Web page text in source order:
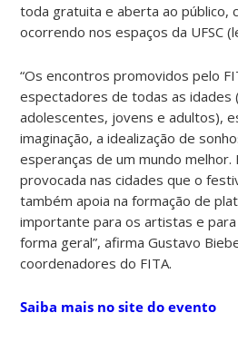
toda gratuita e aberta ao público,
ocorrendo nos espaços da UFSC
“Os encontros promovidos pelo
espectadores de todas as idades
adolescentes, jovens e adultos),
imaginação, a idealização de
esperanças de um mundo melhor.
provocada nas cidades que o
também apoia na formação de
importante para os artistas e
forma geral”, afirma Gustavo
coordenadores do FITA.
Saiba mais no site do evento